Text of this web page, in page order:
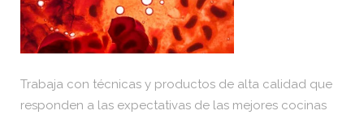
Trabaja con técnicas y productos de alta calidad que
responden a las expectativas de las mejores cocinas